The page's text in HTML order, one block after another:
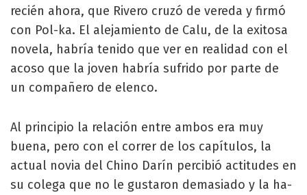
recién ahora, que Rivero cruzó de vereda y fir­mó
con Pol-ka. El alejamiento de Calu, de la exitosa
novela, habría te­nido que ver en realidad con el
acoso que la joven habría sufrido por parte de
un com­pañero de elenco.
Al principio la relación en­tre ambos era muy
buena, pero con el correr de los ca­pítulos, la
actual novia del Chino Darín percibió actitu­des en
su colega que no le gustaron demasiado y la ha­